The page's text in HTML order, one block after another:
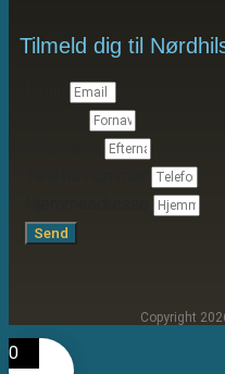
Tilmeld dig til
Send
Copyright
0